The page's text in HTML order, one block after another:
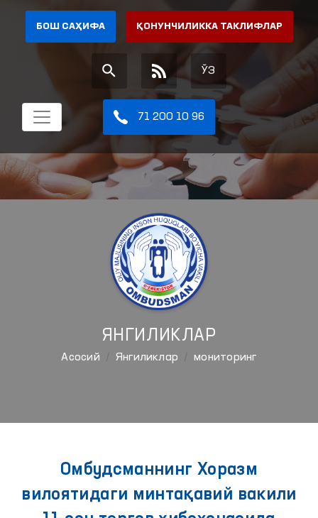
БОШ САҲИФА ҚОНУНЧИЛИККА ТАКЛИФЛАР
ЎЗ
71 200 10 96
ЯНГИЛИКЛАР
Aсосий Янгиликлар мониторинг
Омбудсманнинг Хоразм
вилоятидаги минтақавий вакили